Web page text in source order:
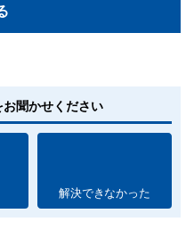
聞かせください
解決できなかった